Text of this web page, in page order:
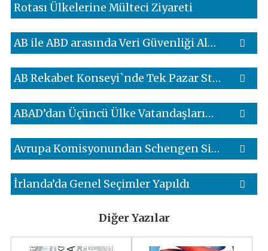
Rotası Ülkelerine Mülteci Ziyareti
AB ile ABD arasında Veri Güvenliği Alanında Gizlilik Kalkanı
AB Rekabet Konseyi`nde Tek Pazar Stratejisi Kabul Edildi
ABAD’dan Üçüncü Ülke Vatandaşlarına Yönelik Önemli Karar
Avrupa Komisyonundan Schengen Sisteminin Güncellenmesine İlişkin Yol Haritası
İrlanda’da Genel Seçimler Yapıldı
Diğer Yazılar